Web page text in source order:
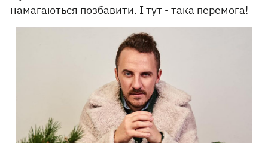
намагаються позбавити. І тут - така перемога!